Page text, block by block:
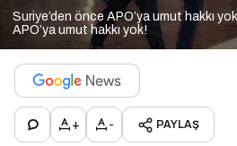
Suriye’den önce APO’ya umut hakkı
APO’ya umut hakkı yok!
+ - PAYLAŞ